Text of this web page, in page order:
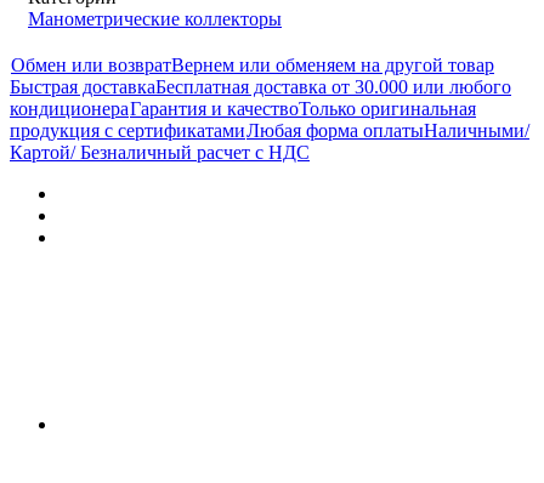
Манометрические коллекторы
Обмен или возвратВернем или обменяем на другой товар
Быстрая доставкаБесплатная доставка от 30.000 или любого
кондиционераГарантия и качествоТолько оригинальная
продукция с сертификатамиЛюбая форма оплатыНаличными/
Картой/ Безналичный расчет с НДС